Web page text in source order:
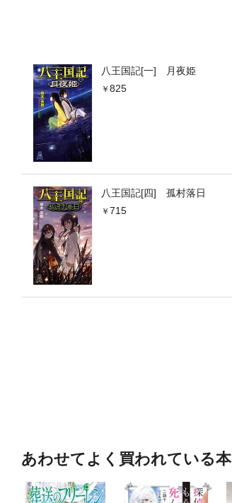
八王国記[一] 月夜姫
825
八王国記[四] 孤村落日
715
あわせてよく買われている本